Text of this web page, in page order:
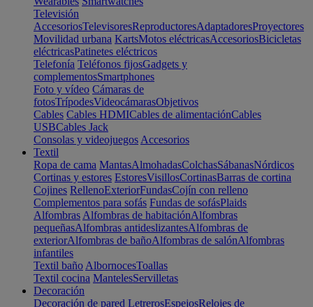
Televisión
AccesoriosTelevisoresReproductoresAdaptadoresProyectores
Movilidad urbana KartsMotos eléctricasAccesoriosBicicletas
eléctricasPatinetes eléctricos
Telefonía Teléfonos fijosGadgets y
complementosSmartphones
Foto y vídeo Cámaras de
fotosTrípodesVideocámarasObjetivos
Cables Cables HDMICables de alimentaciónCables
USBCables Jack
Consolas y videojuegos Accesorios
Textil
Ropa de cama MantasAlmohadasColchasSábanasNórdicos
Cortinas y estores EstoresVisillosCortinasBarras de cortina
Cojines RellenoExteriorFundasCojín con relleno
Complementos para sofás Fundas de sofásPlaids
Alfombras Alfombras de habitaciónAlfombras
pequeñasAlfombras antideslizantesAlfombras de
exteriorAlfombras de bañoAlfombras de salónAlfombras
infantiles
Textil baño AlbornocesToallas
Textil cocina MantelesServilletas
Decoración
Decoración de pared LetrerosEspejosRelojes de